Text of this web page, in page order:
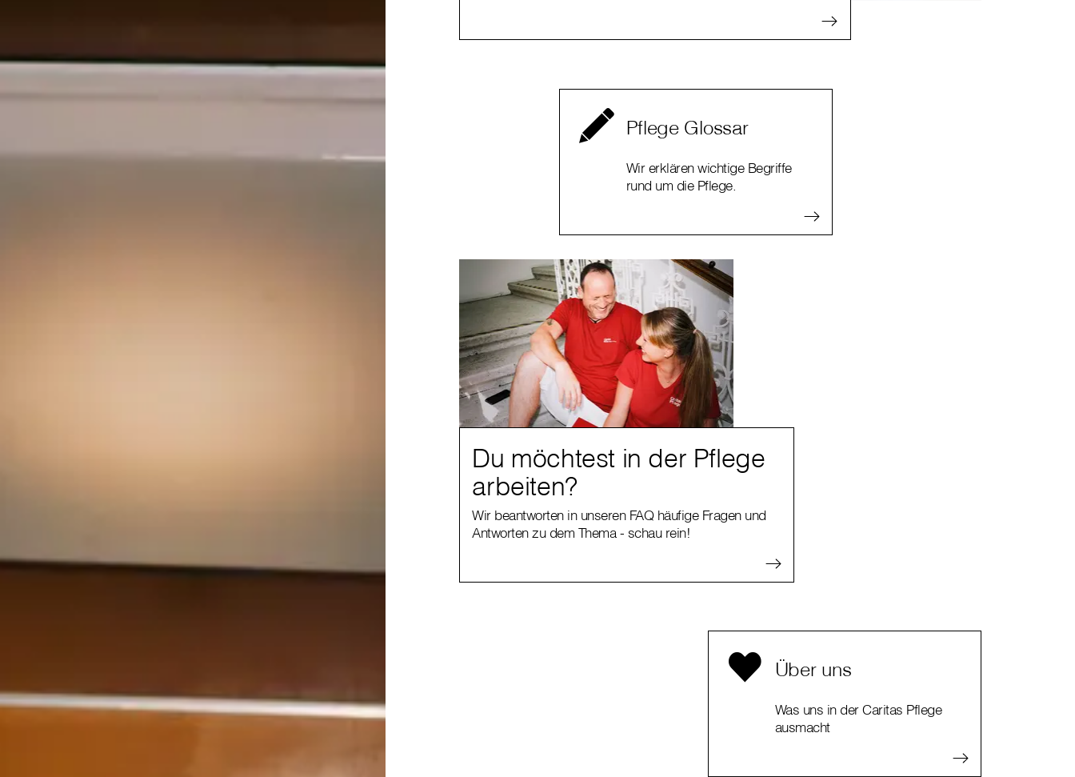
Pflege Glossar
Wir erklären wichtige Begriffe
rund um die Pflege.
Du möchtest in der Pflege
arbeiten?
Wir beantworten in unseren FAQ häufige Fragen und
Antworten zu dem Thema - schau rein!
Über uns
Was uns in der Caritas Pflege
ausmacht